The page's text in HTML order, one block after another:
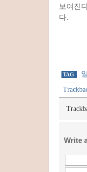
보여진
다.
TAG
Write